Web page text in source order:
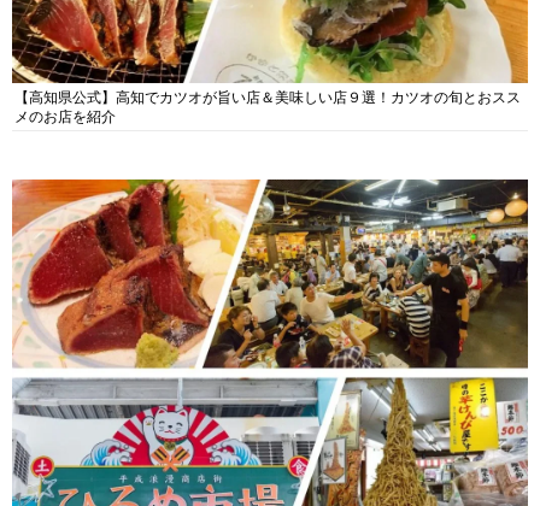
【高知県公式】高知でカツオが旨い店＆美味しい店９選！カツオの旬とおスス
メのお店を紹介